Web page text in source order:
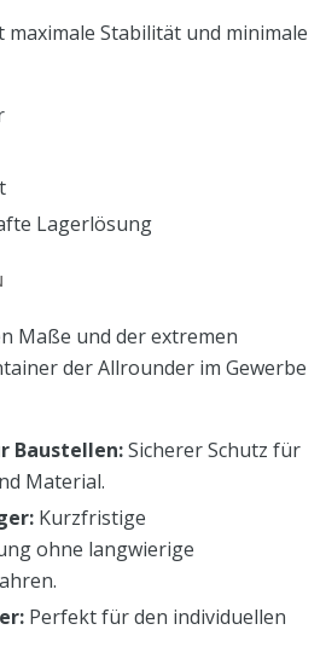
maximale Stabilität und minimale
Lagerlösung
Maße und der extremen
der Allrounder im Gewerbe
Baustellen:Sicherer Schutz für
Material.
Kurzfristige
ohne langwierige
Perfekt für den individuellen